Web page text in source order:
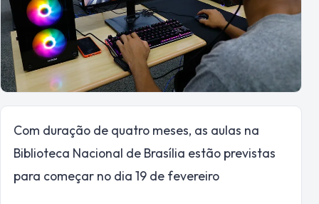
Com duração de quatro meses, as aulas na
Biblioteca Nacional de Brasília estão previstas
para começar no dia 19 de fevereiro